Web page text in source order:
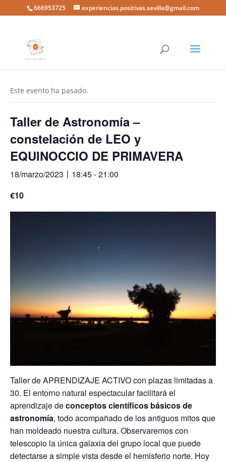
666953725 experiencias.positivas.sevilla@gmail.com
Este evento ha pasado.
Taller de Astronomía –
constelación de LEO y
EQUINOCCIO DE PRIMAVERA
18/marzo/2023〡18:45-21:00
€10
Taller de APRENDIZAJE ACTIVO con plazas limitadas a
30. El entorno natural espectacular facilitará el
aprendizaje deconceptos científicos básicos de
astronomía, todo acompañado de los antiguos mitos que
han moldeado nuestra cultura. Observaremos con
telescopio la única galaxia del grupo local que puede
detectarse a simple vista desde el hemisferio norte. Hoy